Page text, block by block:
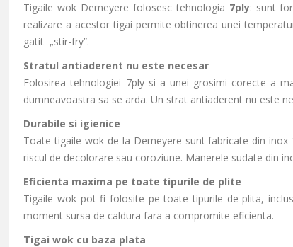
Tigaile wok Demeyere folosesc tehnologia 7ply: sunt
realizare a acestor tigai permite obtinerea unei
gatit „stir-fry”.
Stratul antiaderent nu este necesar
Folosirea tehnologiei 7ply si a unei grosimi corecte a
dumneavoastra sa se arda. Un strat antiaderent nu este
Durabile si igienice
Toate tigaile wok de la Demeyere sunt fabricate din
riscul de decolorare sau coroziune. Manerele sudate din
Eficienta maxima pe toate tipurile de plite
Tigaile wok pot fi folosite pe toate tipurile de plita,
moment sursa de caldura fara a compromite eficienta.
Tigai wok cu baza plata